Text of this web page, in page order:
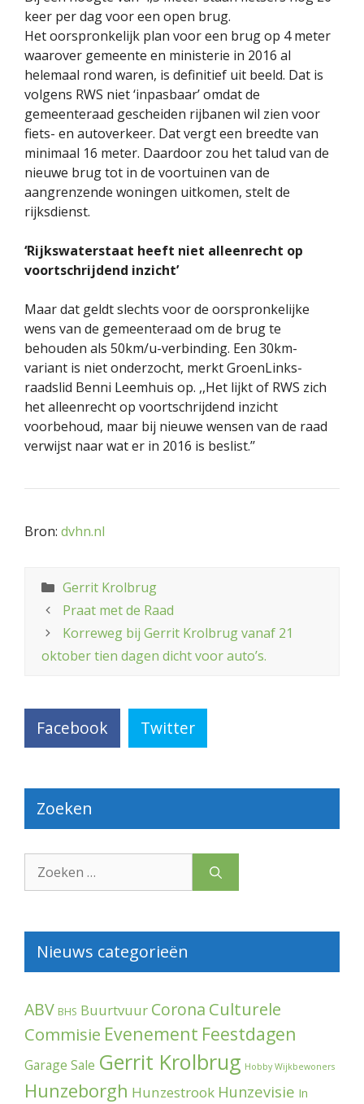
keer per dag voor een open brug.
Het oorspronkelijk plan voor een brug op 4 meter
waarover gemeente en ministerie in 2016 al
helemaal rond waren, is definitief uit beeld. Dat is
volgens RWS niet ‘inpasbaar’ omdat de
gemeenteraad gescheiden rijbanen wil zien voor
fiets- en autoverkeer. Dat vergt een breedte van
minimaal 16 meter. Daardoor zou het talud van de
nieuwe brug tot in de voortuinen van de
aangrenzende woningen uitkomen, stelt de
rijksdienst.
‘Rijkswaterstaat heeft niet alleenrecht op
voortschrijdend inzicht’
Maar dat geldt slechts voor de oorspronkelijke
wens van de gemeenteraad om de brug te
behouden als 50km/u-verbinding. Een 30km-
variant is niet onderzocht, merkt GroenLinks-
raadslid Benni Leemhuis op. ,,Het lijkt of RWS zich
het alleenrecht op voortschrijdend inzicht
voorbehoud, maar bij nieuwe wensen van de raad
verwijst naar wat er in 2016 is beslist.’’
Bron: dvhn.nl
Categorieën
Gerrit Krolbrug
Praat met de Raad
Korreweg bij Gerrit Krolbrug vanaf 21
oktober tien dagen dicht voor auto’s.
Facebook Twitter
Zoeken
naar:
Nieuws categorieën
ABV BHS Buurtvuur Corona Culturele
Commisie Evenement Feestdagen
Garage Sale Gerrit Krolbrug Hobby Wijkbewoners
Hunzeborgh Hunzestrook Hunzevisie In